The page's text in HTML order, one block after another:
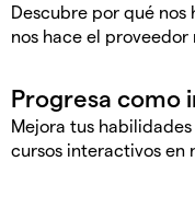
Descubre por qué
nos hace el proveedor
Mejora tus
cursos interactivos en